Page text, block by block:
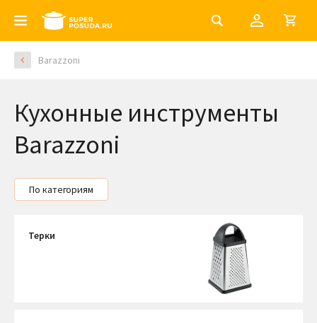
Barazzoni
Кухонные инструменты
Barazzoni
По категориям
Терки